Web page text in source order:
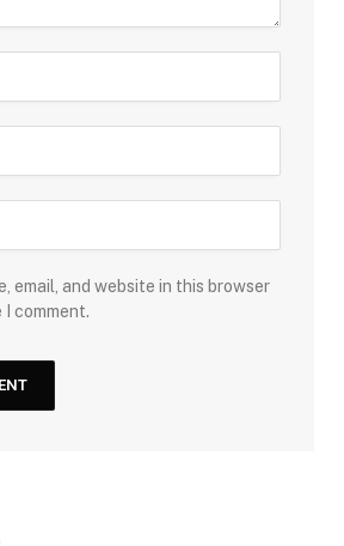
email, and website in this browser
comment.